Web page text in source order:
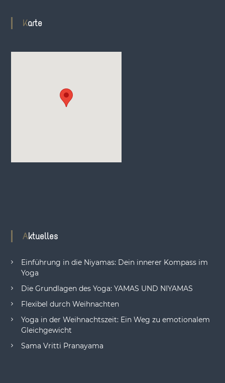
Karte
Aktuelles
Einführung in die Niyamas: Dein innerer Kompass im
Yoga
Die Grundlagen des Yoga: YAMAS UND NIYAMAS
Flexibel durch Weihnachten
Yoga in der Weihnachtszeit: Ein Weg zu emotionalem
Gleichgewicht
Sama Vritti Pranayama